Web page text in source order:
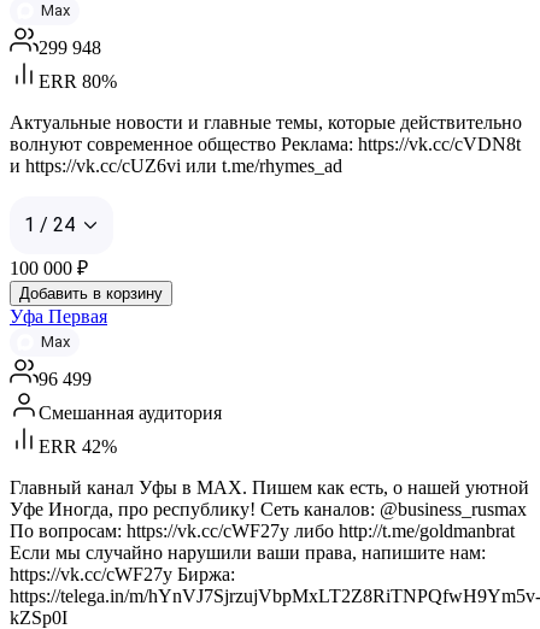
Max
299 948
ERR 80%
Актуальные новости и главные темы, которые действительно
волнуют современное общество Реклама: https://vk.cc/cVDN8t
и https://vk.cc/cUZ6vi или t.me/rhymes_ad
1 / 24
100 000 ₽
Добавить в корзину
Уфа Первая
Max
96 499
Смешанная аудитория
ERR 42%
Главный канал Уфы в MAX. Пишем как есть, о нашей уютной
Уфе Иногда, про республику! Сеть каналов: @business_rusmax
По вопросам: https://vk.cc/cWF27y либо http://t.me/goldmanbrat
Если мы случайно нарушили ваши права, напишите нам:
https://vk.cc/cWF27y Биржа:
https://telega.in/m/hYnVJ7SjrzujVbpMxLT2Z8RiTNPQfwH9Ym5v-
kZSp0I